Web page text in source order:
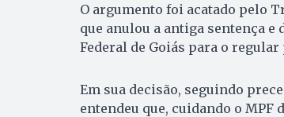
O argumento foi acatado pelo
que anulou a antiga sentença
Federal de Goiás para o
Em sua decisão, seguindo
entendeu que, cuidando o